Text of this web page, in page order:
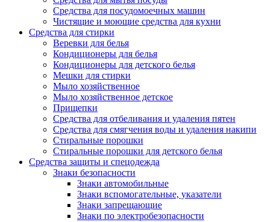
Средства для посудомоечных машин
Чистящие и моющие средства для кухни
Средства для стирки
Веревки для белья
Кондиционеры для белья
Кондиционеры для детского белья
Мешки для стирки
Мыло хозяйственное
Мыло хозяйственное детское
Прищепки
Средства для отбеливания и удаления пятен
Средства для смягчения воды и удаления накипи
Стиральные порошки
Стиральные порошки для детского белья
Средства защиты и спецодежда
Знаки безопасности
Знаки автомобильные
Знаки вспомогательные, указатели
Знаки запрещающие
Знаки по электробезопасности